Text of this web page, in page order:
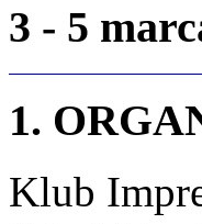
3 - 5
1.
Klub